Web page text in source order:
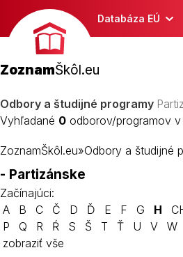
Databáza EÚ
ZoznamŠkôl.eu
Odbory a študijné programy
Vyhľadané 0 odborov/programov v
ZoznamŠkôl.eu»Odbory a študijné
- Partizánske
Začínajúci:
A
B C Č D Ď E F G H
P
Q R Ŕ S Š T Ť U V W
zobraziť vše